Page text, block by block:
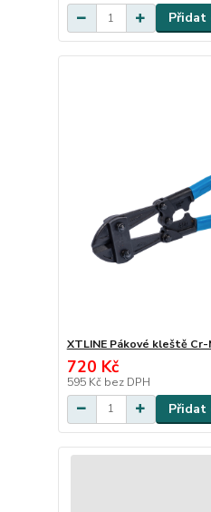
Přidat
XTLINE Pákové kleště Cr-
720 Kč
595 Kč bez DPH
Přidat